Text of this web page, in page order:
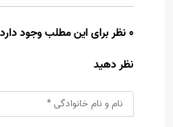
0 نظر برای این مطلب وجود دارد
نظر دهید